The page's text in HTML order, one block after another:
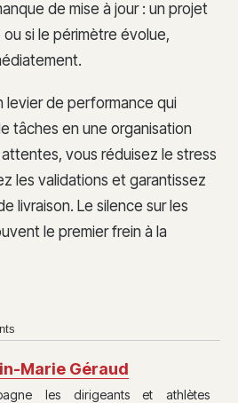
de mise à jour : un projet
ou si le périmètre évolue,
levier de performance qui
tâches en une organisation
vous réduisez le stress
les validations et garantissez
livraison. Le silence sur les
le premier frein à la
Marie Géraud
les dirigeants et athlètes